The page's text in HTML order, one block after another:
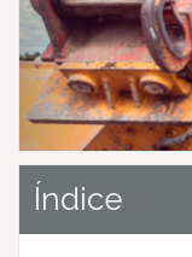
u
s
Índice